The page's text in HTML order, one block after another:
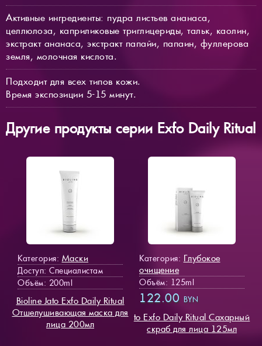
Активные ингредиенты: пудра листьев ананаса,
целлюлоза, каприликовые триглицериды, тальк, каолин,
экстракт ананаса, экстракт папайи, папаин, фуллерова
земля, молочная кислота.
Подходит для всех типов кожи.
Время экспозиции 5-15 минут.
Другие продукты серии Exfo Daily Ritual
Категория: Маски
Доступ: Специалистам
Объём: 200ml
Bioline Jato Exfo Daily Ritual
Отшелушивающая маска для
лица 200мл
Категория: Глубокое
очищение
Объём: 125ml
122.00 BYN
to Exfo Daily Ritual Сахарный
скраб для лица 125мл